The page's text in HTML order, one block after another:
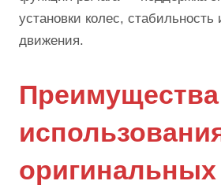
установки колес, стабильность
движения.
Преимущества
оригинальных